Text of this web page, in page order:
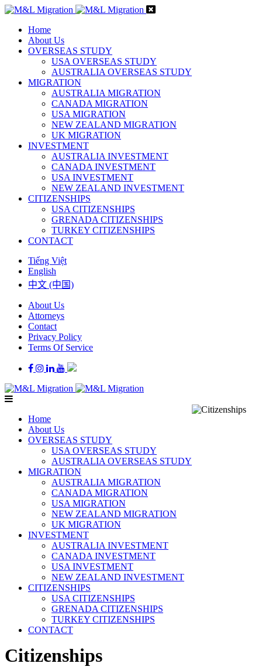
Home
About Us
OVERSEAS STUDY
USA OVERSEAS STUDY
AUSTRALIA OVERSEAS STUDY
MIGRATION
AUSTRALIA MIGRATION
CANADA MIGRATION
USA MIGRATION
NEW ZEALAND MIGRATION
UK MIGRATION
INVESTMENT
AUSTRALIA INVESTMENT
CANADA INVESTMENT
USA INVESTMENT
NEW ZEALAND INVESTMENT
CITIZENSHIPS
USA CITIZENSHIPS
GRENADA CITIZENSHIPS
TURKEY CITIZENSHIPS
CONTACT
Tiếng Việt
English
中文 (中国)
About Us
Attorneys
Contact
Privacy Policy
Terms Of Service
Home
About Us
OVERSEAS STUDY
USA OVERSEAS STUDY
AUSTRALIA OVERSEAS STUDY
MIGRATION
AUSTRALIA MIGRATION
CANADA MIGRATION
USA MIGRATION
NEW ZEALAND MIGRATION
UK MIGRATION
INVESTMENT
AUSTRALIA INVESTMENT
CANADA INVESTMENT
USA INVESTMENT
NEW ZEALAND INVESTMENT
CITIZENSHIPS
USA CITIZENSHIPS
GRENADA CITIZENSHIPS
TURKEY CITIZENSHIPS
CONTACT
Citizenships